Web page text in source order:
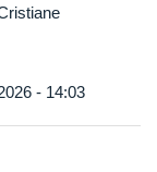
- 14:03